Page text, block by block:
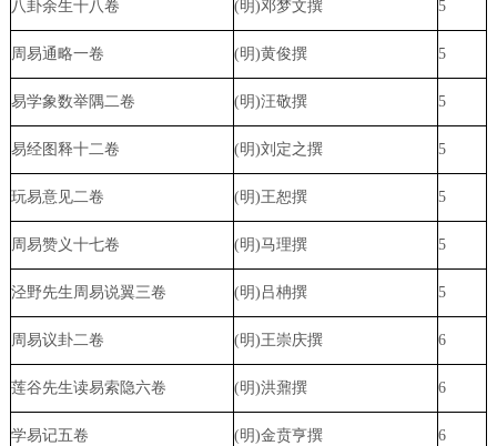
八卦余生十八卷 (明)邓梦文撰 5
周易通略一卷 (明)黄俊撰 5
易学象数举隅二卷 (明)汪敬撰 5
易经图释十二卷 (明)刘定之撰 5
玩易意见二卷 (明)王恕撰 5
周易赞义十七卷 (明)马理撰 5
泾野先生周易说翼三卷 (明)吕柟撰 5
周易议卦二卷 (明)王崇庆撰 6
莲谷先生读易索隐六卷 (明)洪鼐撰 6
学易记五卷 (明)金贲亨撰 6